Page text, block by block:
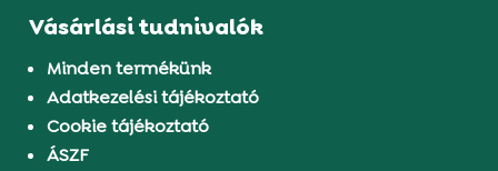
Vásárlási tudnivalók
Minden termékünk
Adatkezelési tájékoztató
Cookie tájékoztató
ÁSZF